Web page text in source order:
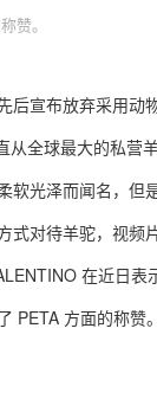
赞。
后宣布放弃采用动
从全球最大的私营
软光泽而闻名，但
式对待羊驼，视频
在近日表
PETA 方面的称赞。